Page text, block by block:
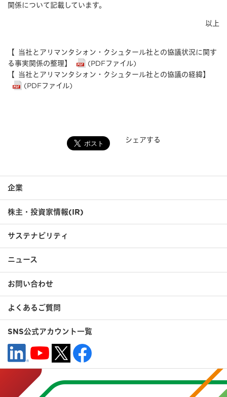
関係について記載しています。
以上
【 当社とアリマンタシォン・クシュタール社との協議状況に関す
る事実関係の整理】
(PDFファイル)
【 当社とアリマンタシォン・クシュタール社との協議の経緯】
(PDFファイル)
シェアする
企業
株主・投資家情報(IR)
サステナビリティ
ニュース
お問い合わせ
よくあるご質問
SNS公式アカウント一覧